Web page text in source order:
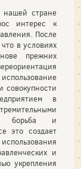
нашей стране
интерес к
После
в условиях
прежних
совокупности
в
борьба и
это создает
и
укрепления